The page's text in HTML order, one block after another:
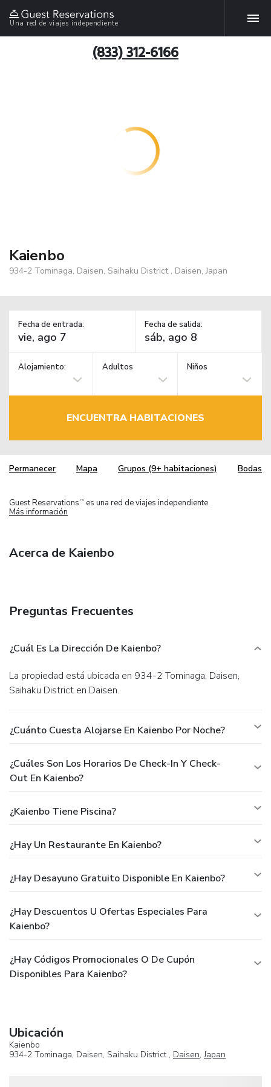
Una red de viajes independiente
(833) 312-6166
Kaienbo
934-2 Tominaga, Daisen, Saihaku District , Daisen, Japan
Fecha de entrada: Fecha de salida:
Alojamiento: Adultos Niños
ENCUENTRA HABITACIONES
Permanecer Mapa Grupos (9+ habitaciones) Bodas
Guest Reservations TM
es una red de viajes independiente.
Más información
Acerca de Kaienbo
Preguntas Frecuentes
¿Cuál Es La Dirección De Kaienbo?
La propiedad está ubicada en 934-2 Tominaga, Daisen,
Saihaku District en Daisen.
¿Cuánto Cuesta Alojarse En Kaienbo Por Noche?
¿Cuáles Son Los Horarios De Check-In Y Check-
Out En Kaienbo?
¿Kaienbo Tiene Piscina?
¿Hay Un Restaurante En Kaienbo?
¿Hay Desayuno Gratuito Disponible En Kaienbo?
¿Hay Descuentos U Ofertas Especiales Para
Kaienbo?
¿Hay Códigos Promocionales O De Cupón
Disponibles Para Kaienbo?
Ubicación
Kaienbo
934-2 Tominaga, Daisen, Saihaku District , Daisen,Japan